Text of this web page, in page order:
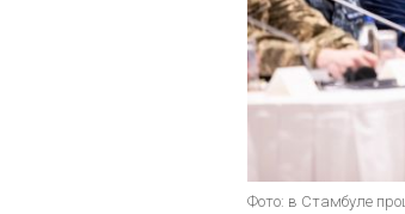
Фото: в Стамбуле